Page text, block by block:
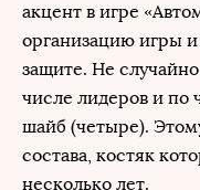
акцент в игре
организацию игры
защите. Не
числе лидеров и по
шайб (четыре).
состава, костяк
несколько лет.